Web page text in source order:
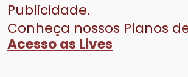
Publicidade.
Conheça nossos Planos
Acesso as Lives